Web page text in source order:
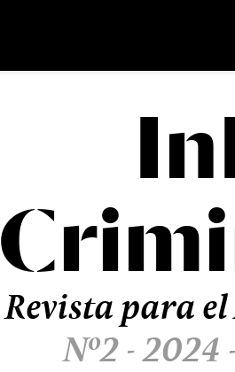
Revista para
Nº2 - 2024